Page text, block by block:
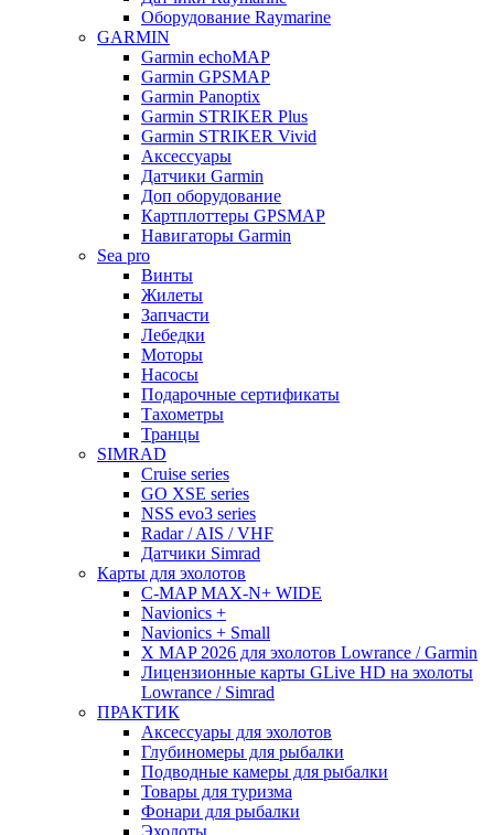
Оборудование Raymarine
GARMIN
Garmin echoMAP
Garmin GPSMAP
Garmin Panoptix
Garmin STRIKER Plus
Garmin STRIKER Vivid
Аксессуары
Датчики Garmin
Доп оборудование
Картплоттеры GPSMAP
Навигаторы Garmin
Sea pro
Винты
Жилеты
Запчасти
Лебедки
Моторы
Насосы
Подарочные сертификаты
Тахометры
Транцы
SIMRAD
Cruise series
GO XSE series
NSS evo3 series
Radar / AIS / VHF
Датчики Simrad
Карты для эхолотов
C-MAP MAX-N+ WIDE
Navionics +
Navionics + Small
X MAP 2026 для эхолотов Lowrance / Garmin
Лицензионные карты GLive HD на эхолоты
Lowrance / Simrad
ПРАКТИК
Аксессуары для эхолотов
Глубиномеры для рыбалки
Подводные камеры для рыбалки
Товары для туризма
Фонари для рыбалки
Эхолоты